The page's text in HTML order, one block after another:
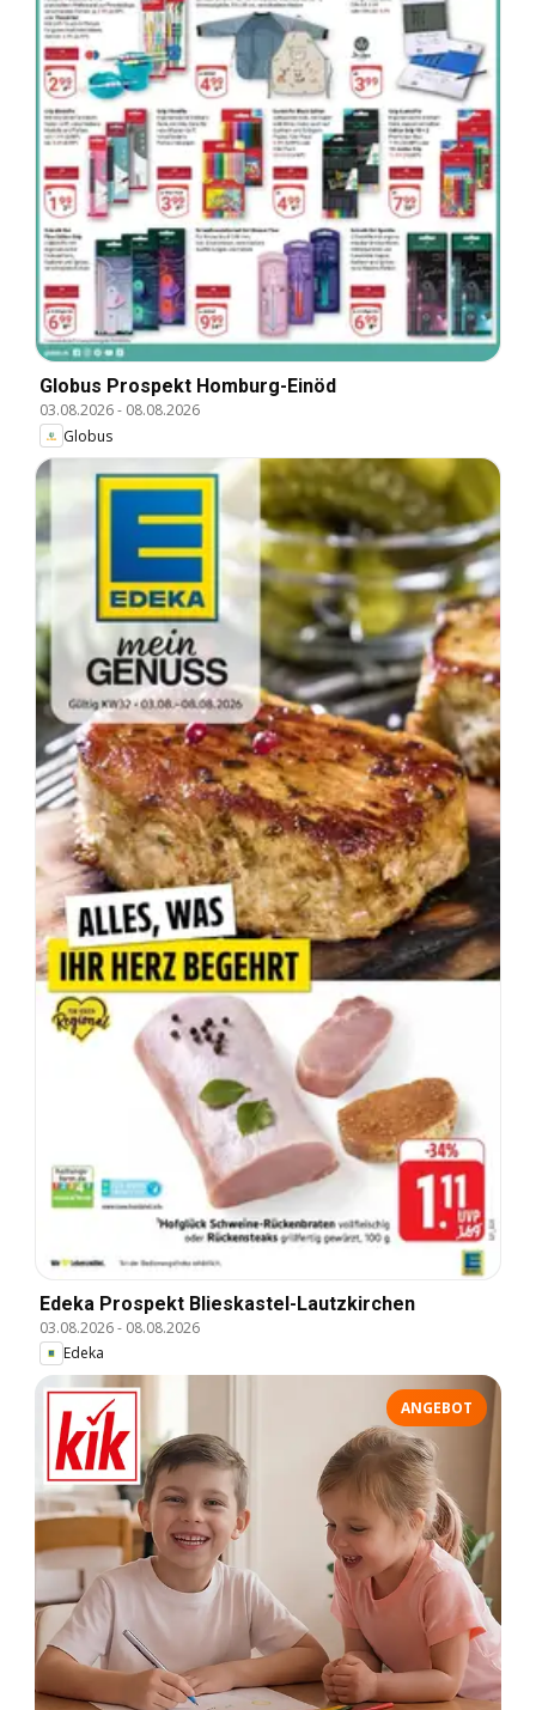
Globus Prospekt Homburg-Einöd
03.08.2026- 08.08.2026
Globus
Edeka Prospekt Blieskastel-Lautzkirchen
03.08.2026- 08.08.2026
Edeka
ANGEBOT